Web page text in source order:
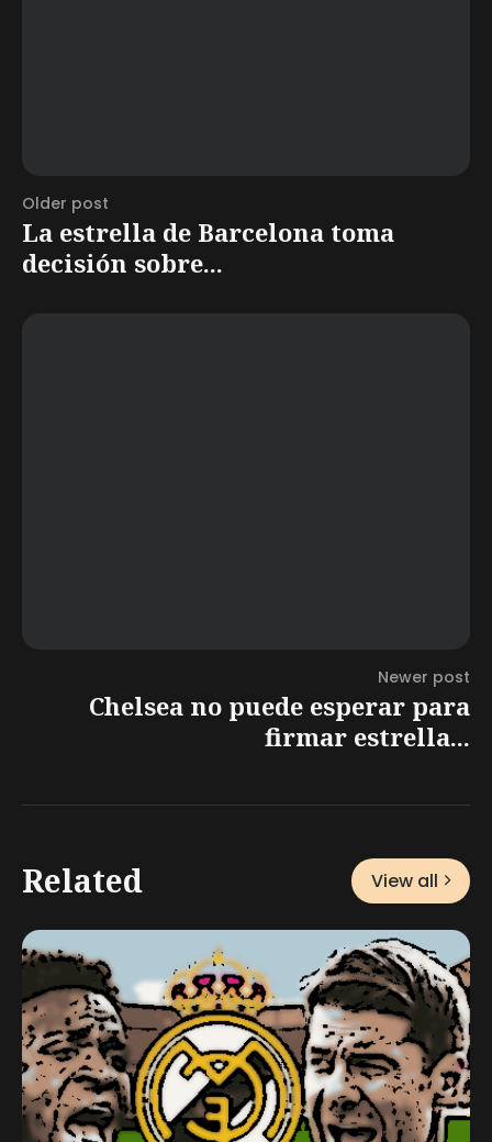
Older post
La estrella de Barcelona toma
decisión sobre...
Newer post
Chelsea no puede esperar para
firmar estrella...
Related View all